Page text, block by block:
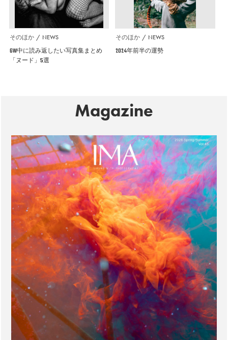
そのほか NEWS
GW中に読み返したい写真集まとめ
「ヌード」5選
そのほか NEWS
2024年前半の運勢
Magazine